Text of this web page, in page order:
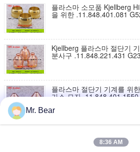
플라스마 소모품 Kjellberg
을 위한 .11.848.401.081
Kjellberg 플라스마 절단기
분사구 .11.848.221.431
플라스마 절단기 기계를 위
가스 모자
Swril 가스 모자
Mr. Bear
8:36 AM